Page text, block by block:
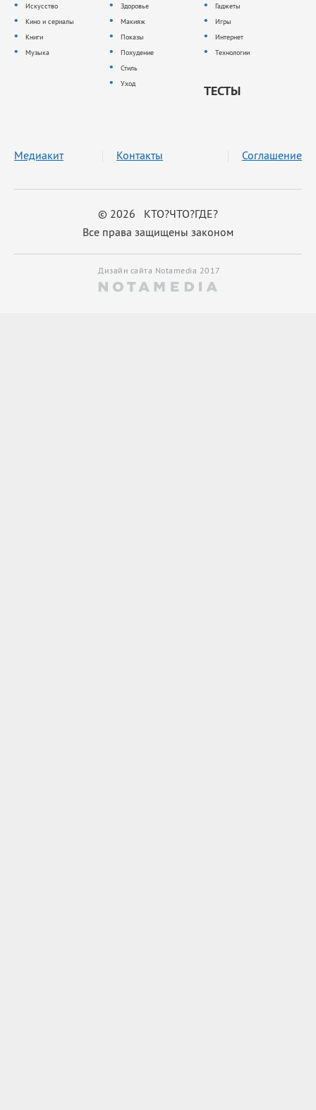
Искусство
Кино и сериалы
Книги
Музыка
Здоровье
Макияж
Показы
Похудение
Стиль
Уход
Гаджеты
Игры
Интернет
Технологии
ТЕСТЫ
© 2026 КТО?ЧТО?ГДЕ?
Все права защищены законом
Медиакит Контакты Соглашение
Дизайн сайта Notamedia 2017